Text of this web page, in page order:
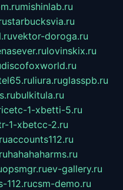
mishinlab.ru
starbucksvia.ru
vektor-doroga.ru
lovinskix.ru
discofoxworld.ru
liura.ruglasspb.ru
bulkitula.ru
1-xbetti-5.ru
1-xbetcc-2.ru
accounts112.ru
hahahaharms.ru
opsmgr.ruev-gallery.ru
112.rucsm-demo.ru